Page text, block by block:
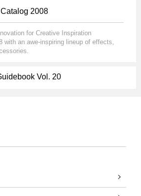
2008
for Creative Inspiration
with an awe-inspiring lineup of effects,
Vol. 20